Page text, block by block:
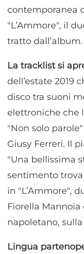
contemporanea
"L’Ammore", il
tratto dall’album.
La tracklist si
dell’estate 2019
disco tra suoni
elettroniche che
"Non solo
Giusy Ferreri. Il
"Una bellissima
sentimento
in "L’Ammore",
Fiorella
napoletano,
Lingua